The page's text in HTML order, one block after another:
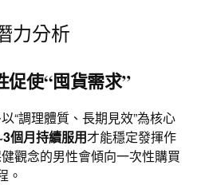
力分析
促使“囤貨需求”
“調理體質、長期見效”為核心
個月持續服用才能穩定發揮作
觀念的男性會傾向一次性購買
。